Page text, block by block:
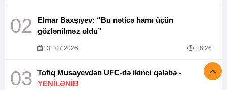
02
Elmar Baxşıyev: “Bu nəticə hamı üçün
gözlənilməz oldu”
31.07.2026 16:26
03
Tofiq Musayevdən UFC-də ikinci qələbə -
YENİLƏNİB